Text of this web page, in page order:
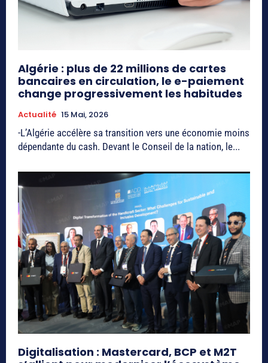
Algérie : plus de 22 millions de cartes
bancaires en circulation, le e-paiement
change progressivement les habitudes
Actualité 15 Mai, 2026
-L’Algérie accélère sa transition vers une économie moins
dépendante du cash. Devant le Conseil de la nation, le...
Digitalisation : Mastercard, BCP et M2T